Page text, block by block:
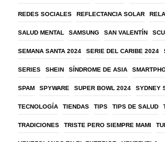
REDES SOCIALES REFLECTANCIA SOLAR
SALUD MENTAL SAMSUNG SAN VALENTÍN
SEMANA SANTA 2024 SERIE DEL CARIBE 2024
SERIES SHEIN SÍNDROME DE ASIA
SPAM SPYWARE SUPER BOWL 2024 SYDNEY
TECNOLOGÍA TIENDAS TIPS TIPS DE SALUD
TRADICIONES TRISTE PERO SIEMPRE MAMI